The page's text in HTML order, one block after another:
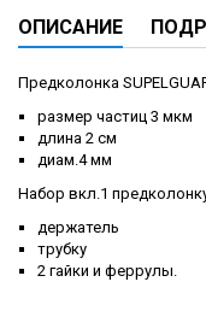
ОПИСАНИЕ
Предколонка
размер частиц 3 мкм
длина 2 см
диам.4 мм
Набор вкл.1
держатель
трубку
2 гайки и феррулы.